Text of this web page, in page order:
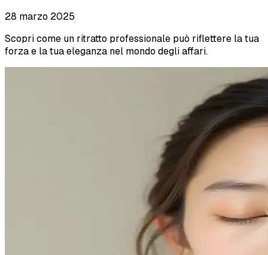
28 marzo 2025
Scopri come un ritratto professionale può riflettere la tua
forza e la tua eleganza nel mondo degli affari.